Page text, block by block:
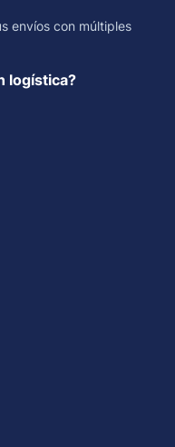
envíos con múltiples
logística?